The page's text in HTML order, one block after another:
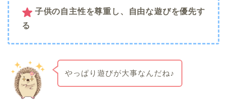
子供の自主性を尊重し、自由な遊びを優先す
る
やっぱり遊びが大事なんだね♪